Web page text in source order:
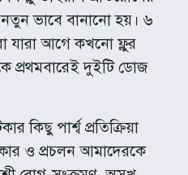
ভাবে বানানো হয়। ৬
যারা আগে কখনো ফ্লুর
প্রথমবারেই দুইটি ডোজ
কিছু পার্শ্ব প্রতিক্রিয়া
ও প্রচলন আমাদেরকে